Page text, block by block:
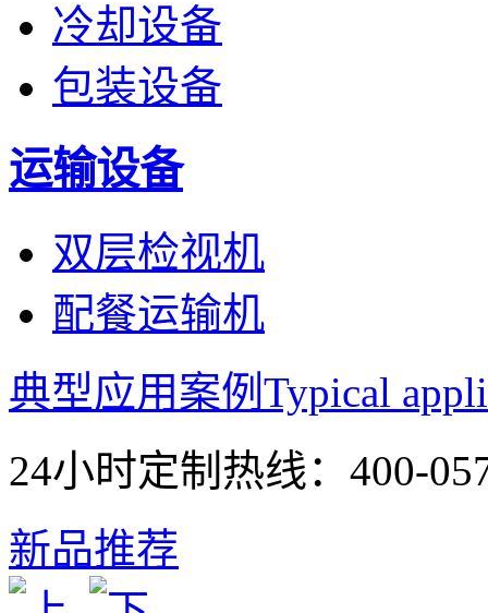
冷却设备
包装设备
运输设备
双层检视机
配餐运输机
典型应用案例 Typical
24小时定制热线： 400-
新品推荐